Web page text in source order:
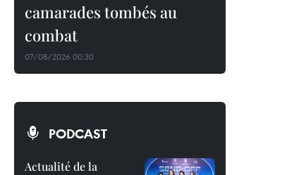
camarades tombés au
combat
07/08/2026 00:30
PODCAST
Actualité de la